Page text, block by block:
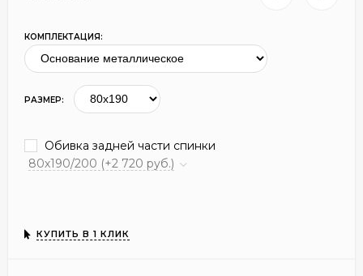
КОМПЛЕКТАЦИЯ:
РАЗМЕР:
Обивка задней части спинки
80х190/200 (+2 720 руб.)
КУПИТЬ В 1 КЛИК